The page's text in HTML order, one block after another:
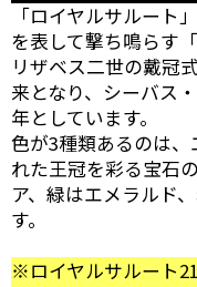
「ロイヤルサルート
を表して撃ち鳴らす
リザベス二世の戴冠
来となり、シーバス
年としています。
色が3種類あるのは
れた王冠を彩る宝石
ア、緑はエメラルド
す。
※ロイヤルサルート